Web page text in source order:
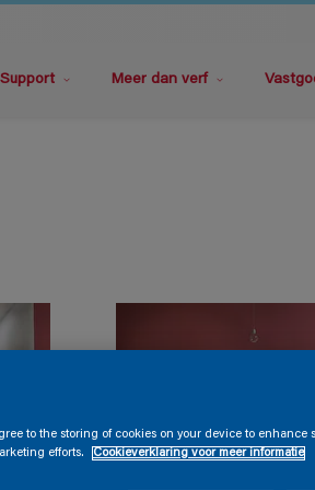
Meer dan verf
to the storing of cookies on your device to enhance
efforts.
Cookieverklaring voor meer informatie